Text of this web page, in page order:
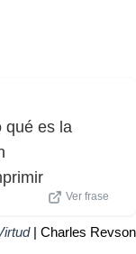
qué es la
Ver frase
| Charles Revson